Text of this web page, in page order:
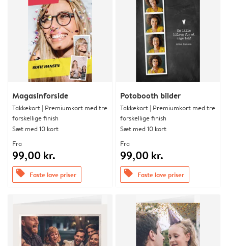
Magasinforside
Takkekort | Premiumkort med tre
forskellige finish
Sæt med 10 kort
Fra
99,00 kr.
offers Faste lave priser
Potobooth bilder
Takkekort | Premiumkort med tre
forskellige finish
Sæt med 10 kort
Fra
99,00 kr.
offers Faste lave priser